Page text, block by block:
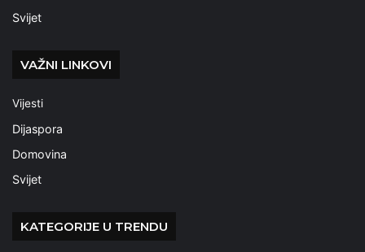
Svijet
VAŽNI LINKOVI
Vijesti
Dijaspora
Domovina
Svijet
KATEGORIJE U TRENDU